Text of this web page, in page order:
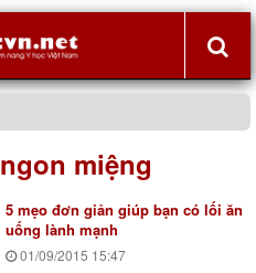
ngon miệng
5 mẹo đơn giản giúp bạn có lối ăn
uống lành mạnh
01/09/2015 15:47